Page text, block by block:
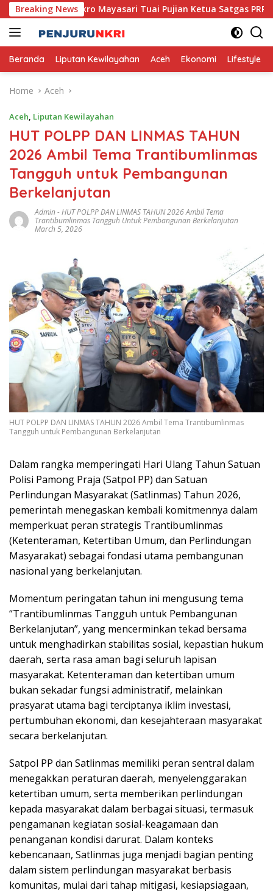
Skip
to
content
Breaking News
Usaha Mikro Mayasari Tuai Pujian Ketua Satgas PRR
Beranda Liputan Kewilayahan Aceh Ekonomi Lifestyle
Home Aceh
Aceh, Liputan Kewilayahan
HUT POLPP DAN LINMAS TAHUN
2026 Ambil Tema Trantibumlinmas
Tangguh untuk Pembangunan
Berkelanjutan
Admin-HUT POLPP DAN LINMAS TAHUN 2026 Ambil Tema
Trantibumlinmas Tangguh Untuk Pembangunan Berkelanjutan
March 5, 2026
HUT POLPP DAN LINMAS TAHUN 2026 Ambil Tema Trantibumlinmas
Tangguh untuk Pembangunan Berkelanjutan
Dalam rangka memperingati Hari Ulang Tahun Satuan
Polisi Pamong Praja (Satpol PP) dan Satuan
Perlindungan Masyarakat (Satlinmas) Tahun 2026,
pemerintah menegaskan kembali komitmennya dalam
memperkuat peran strategis Trantibumlinmas
(Ketenteraman, Ketertiban Umum, dan Perlindungan
Masyarakat) sebagai fondasi utama pembangunan
nasional yang berkelanjutan.
Momentum peringatan tahun ini mengusung tema
“Trantibumlinmas Tangguh untuk Pembangunan
Berkelanjutan”, yang mencerminkan tekad bersama
untuk menghadirkan stabilitas sosial, kepastian hukum
daerah, serta rasa aman bagi seluruh lapisan
masyarakat. Ketenteraman dan ketertiban umum
bukan sekadar fungsi administratif, melainkan
prasyarat utama bagi terciptanya iklim investasi,
pertumbuhan ekonomi, dan kesejahteraan masyarakat
secara berkelanjutan.
Satpol PP dan Satlinmas memiliki peran sentral dalam
menegakkan peraturan daerah, menyelenggarakan
ketertiban umum, serta memberikan perlindungan
kepada masyarakat dalam berbagai situasi, termasuk
pengamanan kegiatan sosial-keagamaan dan
penanganan kondisi darurat. Dalam konteks
kebencanaan, Satlinmas juga menjadi bagian penting
dalam sistem perlindungan masyarakat berbasis
komunitas, mulai dari tahap mitigasi, kesiapsiagaan,